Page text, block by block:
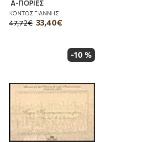
Α-ΠΟΡΙΕΣ
ΚΟΝΤΟΣ ΓΙΑΝΝΗΣ
33,40€
47,72€
-10 %